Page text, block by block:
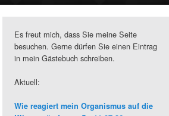
Es freut mich, dass Sie meine Seite
besuchen. Gerne dürfen Sie einen Eintrag
in mein Gästebuch schreiben.
Aktuell:
Wie reagiert mein Organismus auf die